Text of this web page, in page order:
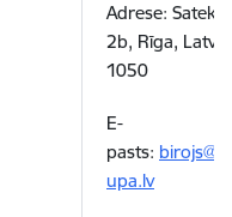
Adrese:
2b, Rīga,
1050
E-
pasts:
upa.lv